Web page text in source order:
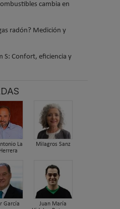
cambia en
radón? Medición y
S: Confort, eficiencia y
La
Milagros Sanz
García
Juan María